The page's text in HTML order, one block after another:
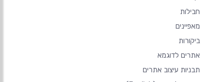
חבילות
מאפיינים
ביקורות
אתרים לדוגמא
תבניות עיצוב אתרים